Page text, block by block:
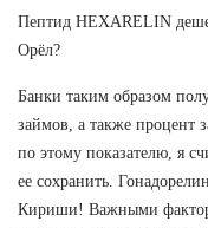
Пептид HEXARELIN
Орёл?
Банки таким образом
займов, а также процент
по этому показателю, я
ее сохранить.
Кириши! Важными